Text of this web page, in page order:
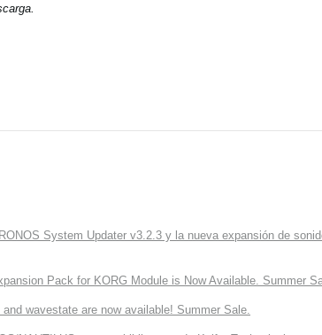
System Updater v3.2.3 y la nueva expansión de
Pack for KORG Module is Now Available. Summer
wavestate are now available! Summer Sale.